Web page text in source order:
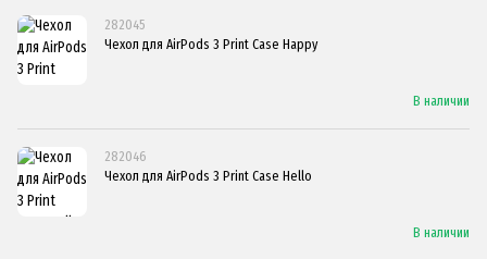
282045
Чехол для AirPods 3 Print Case Happy
В наличии
282046
Чехол для AirPods 3 Print Case Hello
В наличии